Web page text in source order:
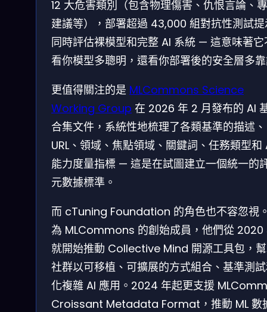
12 大危害類別（包含物理傷害、仇恨言論、
建議等），部署超過 43,000 組對抗性測試
同時評估裸模型和完整 AI 系統 — 這意味著它
看你模型多聰明，還看你部署後的安全層多
更值得關注的是 MLCommons Science
Working Group 在 2026 年 2 月發布的 AI
合集文件，系統性地梳理了各類基準的描述、
URL、領域、焦點領域、關鍵詞、任務類型和
能力度量指標 — 這是在試圖建立一個統一的
元數據標準。
而 cTuning Foundation 的角色也不容忽視
為 MLCommons 的創始成員，他們從 2020
就開始推動 Collective Mind 開源工具包，
社群以可移植、可擴展的方式組合、基準測
化複雜 AI 應用。2024 年起更支援
Croissant Metadata Format，推動 ML 數